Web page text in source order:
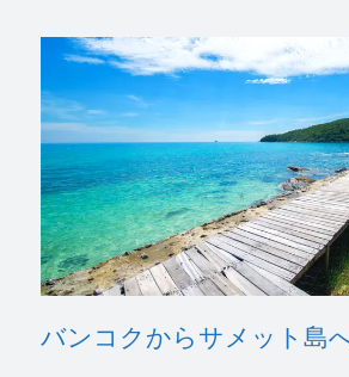
バンコクからサメット島